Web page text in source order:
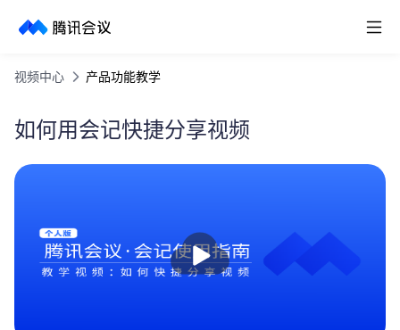
取消
历史搜索
视频中心 产品功能教学
如何用会记快捷分享视频
放